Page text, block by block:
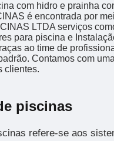
com hidro e prainha
é encontrada por
LTDA serviços
para piscina e
ao time de
Contamos com
clientes.
piscinas
refere-se aos